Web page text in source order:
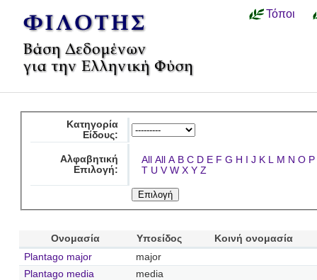
Τόποι
Κατηγορία
Είδους:
Αλφαβητική
Επιλογή:
All All A B C D E F G H I J K L M N O P
T U V W X Y Z
Ονομασία Υποείδος
Κοινή ονομασία
Plantago major
major
Plantago media
media